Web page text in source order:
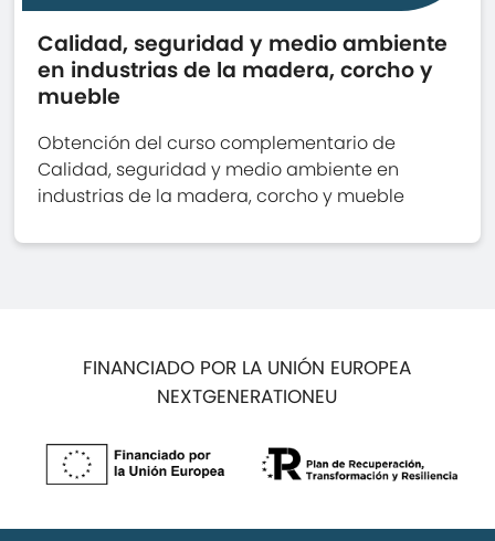
Calidad, seguridad y medio ambiente
en industrias de la madera, corcho y
mueble
Obtención del curso complementario de
Calidad, seguridad y medio ambiente en
industrias de la madera, corcho y mueble
FINANCIADO POR LA UNIÓN EUROPEA
NEXTGENERATIONEU